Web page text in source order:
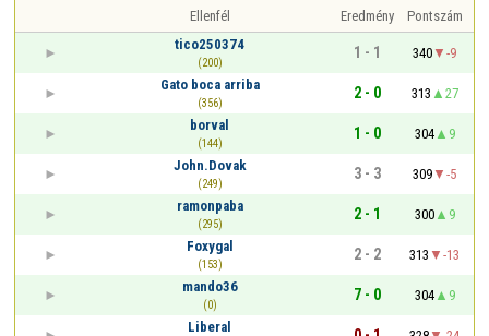
Ellenfél Eredmény
Pontszám
tico250374
(200)
1 - 1 340
-9
Gato boca arriba
(356)
2 - 0 313
27
borval
(144)
1 - 0 304
9
John.Dovak
(249)
3 - 3 309
-5
ramonpaba
(295)
2 - 1 300
9
Foxygal
(153)
2 - 2 313
-13
mando36
(0)
7 - 0 304
9
Liberal